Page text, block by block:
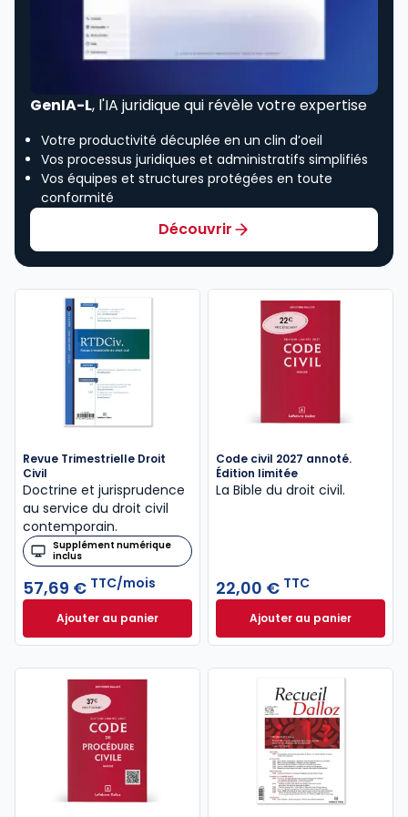
GenIA-L, l'IA juridique qui révèle votre expertise
Votre productivité décuplée en un clin d’oeil
Vos processus juridiques et administratifs simplifiés
Vos équipes et structures protégées en toute
conformité
Découvrir
Revue Trimestrielle Droit
Civil
Doctrine et jurisprudence
au service du droit civil
contemporain.
Supplément numérique
inclus
57,69 € TTC/mois
Ajouter au panierRevue Trimestrielle Droit Civil à 57,69 €TTC/mois
Code civil 2027 annoté.
Édition limitée
La Bible du droit civil.
22,00 € TTC
Ajouter au panier
Code civil 2027